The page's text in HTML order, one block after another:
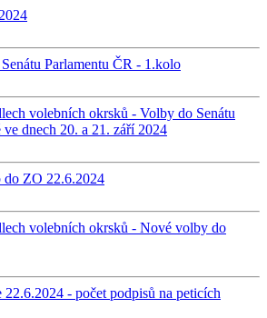
Parlamentu ČR - 1.kolo
volebních okrsků - Volby do Senátu
dnech 20. a 21. září 2024
do ZO 22.6.2024
volebních okrsků - Nové volby do
- počet podpisů na peticích